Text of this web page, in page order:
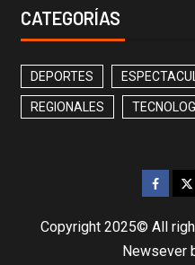
CATEGORÍAS
DEPORTES
REGIONALES
Copyright 2025© All
Newsever